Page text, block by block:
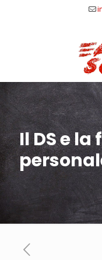
Il DS e